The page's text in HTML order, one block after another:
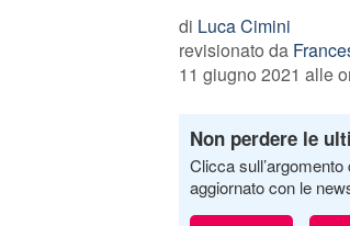
di Luca Cimini
revisionato da
11 giugno 2021 alle
Non perdere le
Clicca
aggiornato con le